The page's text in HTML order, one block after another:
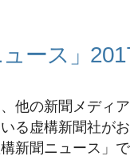
ース」
他の新聞メディ
る虚構新聞社が
新聞ニュース」